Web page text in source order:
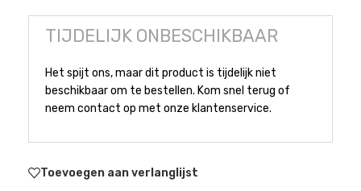
TIJDELIJK ONBESCHIKBAAR
Het spijt ons, maar dit product is tijdelijk niet
beschikbaar om te bestellen. Kom snel terug of
neem contact op met onze klantenservice.
Toevoegen aan verlanglijst